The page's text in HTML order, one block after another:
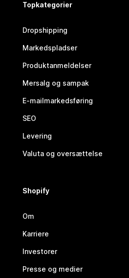
Topkategorier
Dropshipping
Markedspladser
Produktanmeldelser
Mersalg og sampak
E-mailmarkedsføring
SEO
Levering
Valuta og oversættelse
Shopify
Om
Karriere
Investorer
Presse og medier